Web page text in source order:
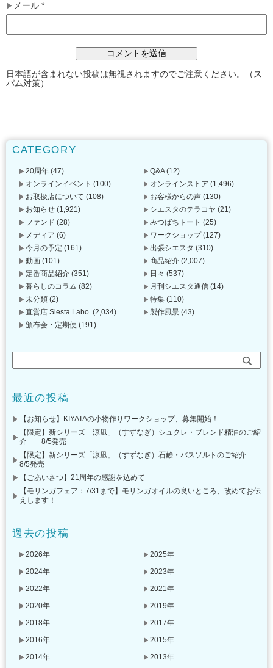
メール *
日本語が含まれない投稿は無視されますのでご注意ください。（ス
パム対策）
CATEGORY
20周年 (47) Q&A(12)
オンラインイベント (100) オンラインストア (1,496)
お取扱店について (108) お客様からの声 (130)
お知らせ (1,921) シエスタのテラコヤ (21)
ファンド (28) みつばちトート (25)
メディア (6) ワークショップ(127)
今月の予定 (161) 出張シエスタ (310)
動画 (101) 商品紹介 (2,007)
定番商品紹介 (351) 日々 (537)
暮らしのコラム (82) 月刊シエスタ通信 (14)
未分類 (2) 特集 (110)
直営店 Siesta Labo. (2,034) 製作風景 (43)
頒布会・定期便 (191)
最近の投稿
【お知らせ】KIYATAの小物作りワークショップ、募集開始！
【限定】新シリーズ「涼凪」（すずなぎ）シュクレ・ブレンド精油のご紹
介 8/5発売
【限定】新シリーズ「涼凪」（すずなぎ）石鹸・バスソルトのご紹介
8/5発売
【ごあいさつ】21周年の感謝を込めて
【モリンガフェア：7/31まで】モリンガオイルの良いところ、改めてお伝
えします！
過去の投稿
2026年
2025年
2024年
2023年
2022年
2021年
2020年
2019年
2018年
2017年
2016年
2015年
2014年
2013年